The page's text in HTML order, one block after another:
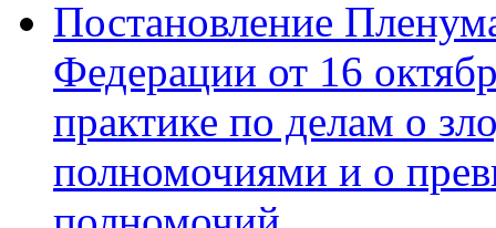
Постановление
Федерации от 16
практике по делам о
полномочиями и о